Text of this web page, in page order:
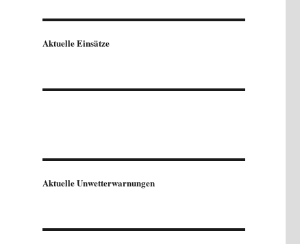
Aktuelle Einsätze
Aktuelle Unwetterwarnungen